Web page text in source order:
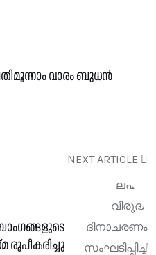
വാരം ബുധൻ
NEXT ARTICLE
രൂപീകരിച്ചു